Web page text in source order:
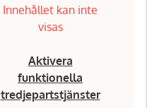
Innehållet kan inte
visas
Aktivera
funktionella
tredjepartstjänster